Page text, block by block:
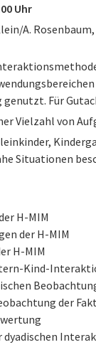
Uhr
A.
Für
Vielzahl von
Situationen
H-MIM
der H-MIM
H-MIM
Kind-
der